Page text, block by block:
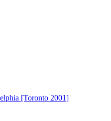
[Toronto 2001]